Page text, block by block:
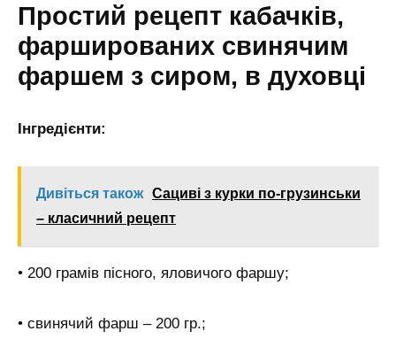
Простий рецепт кабачків,
фаршированих свинячим
фаршем з сиром, в духовці
Інгредієнти:
Дивіться також Сациві з курки по-грузинськи
– класичний рецепт
• 200 грамів пісного, яловичого фаршу;
• свинячий фарш – 200 гр.;